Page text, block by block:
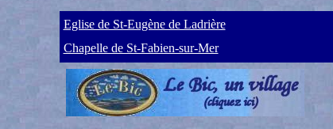
Eglise de St-Eugène de Ladrière
Chapelle de St-Fabien-sur-Mer